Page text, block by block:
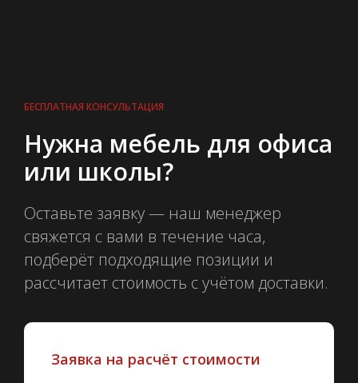
БЕСПЛАТНАЯ КОНСУЛЬТАЦИЯ
Нужна мебель для офиса
или школы?
Оставьте заявку — наш менеджер
свяжется с вами в течение часа,
подберёт подходящие позиции и
рассчитает стоимость с учётом доставки.
Заявка на расчёт стоимости